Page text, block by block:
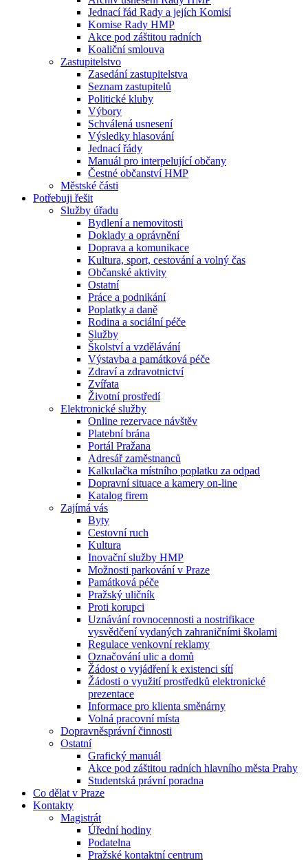
Jednací řád Rady a jejích Komisí
Komise Rady HMP
Akce pod záštitou radních
Koaliční smlouva
Zastupitelstvo
Zasedání zastupitelstva
Seznam zastupitelů
Politické kluby
Výbory
Schválená usnesení
Výsledky hlasování
Jednací řády
Manuál pro interpelující občany
Čestné občanství HMP
Městské části
Potřebuji řešit
Služby úřadu
Bydlení a nemovitosti
Doklady a oprávnění
Doprava a komunikace
Kultura, sport, cestování a volný čas
Občanské aktivity
Ostatní
Práce a podnikání
Poplatky a daně
Rodina a sociální péče
Služby
Školství a vzdělávání
Výstavba a památková péče
Zdraví a zdravotnictví
Zvířata
Životní prostředí
Elektronické služby
Online rezervace návštěv
Platební brána
Portál Pražana
Adresář zaměstnanců
Kalkulačka místního poplatku za odpad
Dopravní situace a kamery on-line
Katalog firem
Zajímá vás
Byty
Cestovní ruch
Kultura
Inovační služby HMP
Možnosti parkování v Praze
Památková péče
Pražský uličník
Proti korupci
Uznávání rovnocennosti a nostrifikace
vysvědčení vydaných zahraničními školami
Regulace venkovní reklamy
Označování ulic a domů
Žádost o vyjádření k existenci sítí
Žádosti o využití prostředků elektronické
prezentace
Informace pro klienta směnárny
Volná pracovní místa
Dopravněsprávní činnosti
Ostatní
Grafický manuál
Akce pod záštitou radních hlavního města Prahy
Studentská právní poradna
Co dělat v Praze
Kontakty
Magistrát
Úřední hodiny
Podatelna
Pražské kontaktní centrum